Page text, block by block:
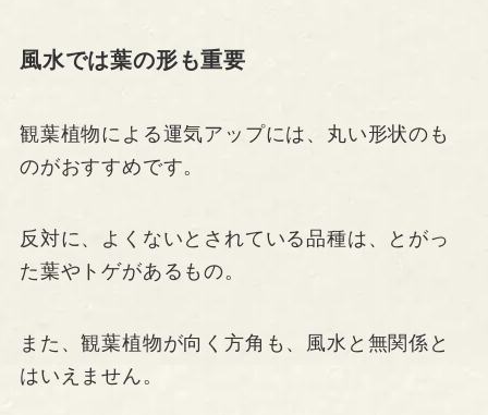
風水では葉の形も重要
観葉植物による運気アップには、丸い形状のも
のがおすすめです。
反対に、よくないとされている品種は、とがっ
た葉やトゲがあるもの。
また、観葉植物が向く方角も、風水と無関係と
はいえません。